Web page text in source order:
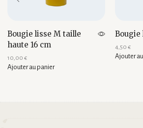
Bougie lisse M taille
haute 16 cm
10,00 €
Ajouter au panier
Bougie
4,50 €
Ajouter